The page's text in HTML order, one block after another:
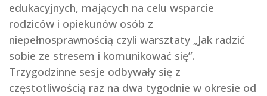
edukacyjnych, mających na celu wsparcie
rodziców i opiekunów osób z
niepełnosprawnością czyli warsztaty „Jak radzić
sobie ze stresem i komunikować się”.
Trzygodzinne sesje odbywały się z
częstotliwością raz na dwa tygodnie w okresie od